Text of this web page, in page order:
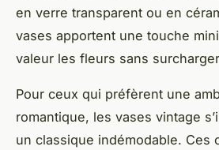
en verre transparent ou en
vases apportent une touche
valeur les fleurs sans
Pour ceux qui préfèrent une
romantique, les vases vintage
un classique indémodable. Ces